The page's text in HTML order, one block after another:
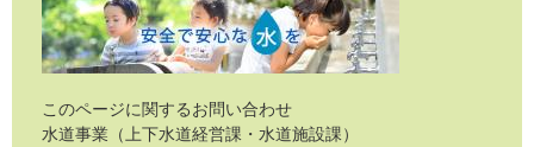
このページに関するお問い合わせ
水道事業（上下水道経営課・水道施設課）